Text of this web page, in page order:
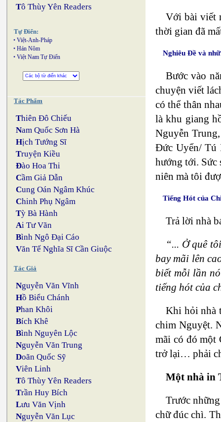
Tô Thùy Yên Readers
Tự Điển:
• Việt-Anh-Pháp
• Hán Nôm
• Việt Nam Tự Điển
Tác Phẩm
Thiên Đô Chiếu
Nam Quốc Sơn Hà
Hịch Tướng Sĩ
Truyện Kiều
Đào Hoa Thi
Cầm Giả Dẫn
Cung Oán Ngâm Khúc
Chinh Phụ Ngâm
Tỳ Bà Hành
Ai Tư Vãn
Bình Ngô Đại Cáo
Văn Tế Nghĩa Sĩ Cần Giuộc
Tác Giả
Nguyễn Văn Vĩnh
Hồ Biểu Chánh
Phan Khôi
Bích Khê
Bình Nguyên Lộc
Nguyễn Văn Trung
Doãn Quốc Sỹ
Viên Linh
Tô Thùy Yên Readers
Trần Huy Bích
Lưu Văn Vịnh
Nguyễn Văn Lục
Với bài viết
thời gian đã
Nghiêu Đề và
Bước vào
chuyện viết
có thể thân
là khu giang
Nguyễn
Đức Uyển/ Tú
hướng tới. Sức
niên mà tôi
Tiếng Hót của
Trả lời nhà
“... Ở quê
bay mãi lên
biết mỗi lần
tiếng hót của
Khi hỏi nhà
chim Nguyệt.
mãi có đó một
trở lại… phải
Một nhà in
Trước
chữ đúc chì.